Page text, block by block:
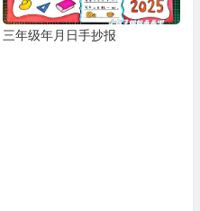
三年级年月日手抄报